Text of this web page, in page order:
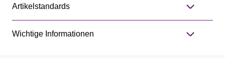
Artikelstandards
Wichtige Informationen